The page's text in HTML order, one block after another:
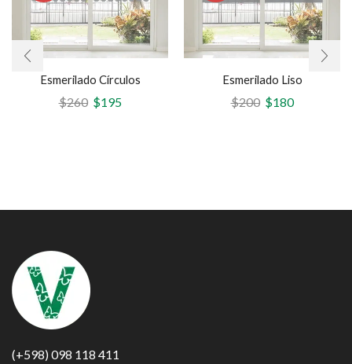
Esmerilado Círculos
$260 $195
Esmerilado Liso
$200 $180
(+598) 098 118 411